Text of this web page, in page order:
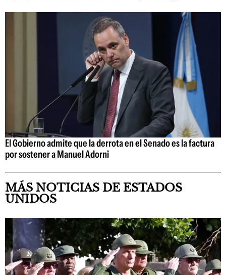
El Gobierno admite que la derrota en el Senado es la factura
por sostener a Manuel Adorni
MÁS NOTICIAS DE ESTADOS
UNIDOS